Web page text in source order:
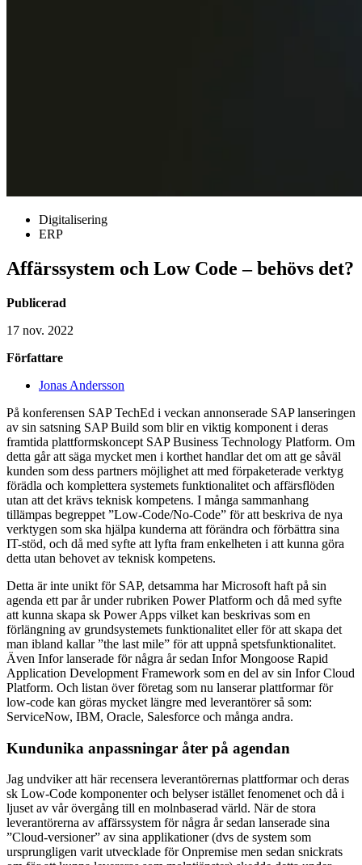
Digitalisering
ERP
Affärssystem och Low Code – behövs det?
Publicerad
17 nov. 2022
Författare
Jonas Andersson
På konferensen SAP TechEd i veckan annonserade SAP lanseringen
av sin satsning SAP Build som blir en viktig komponent i deras
framtida plattformskoncept SAP Business Technology Platform. Om
detta går att säga mycket men i korthet handlar det om att ge såväl
kunden som dess partners möjlighet att med förpaketerade verktyg
förädla och komplettera systemets funktionalitet och affärsflöden
utan att det krävs teknisk kompetens. I många sammanhang
tillämpas begreppet ”Low-Code/No-Code” för att beskriva de nya
verktygen som ska hjälpa kunderna att förändra och förbättra sina
IT-stöd, och då med syfte att lyfta fram enkelheten i att kunna göra
detta utan behovet av teknisk kompetens.
Detta är inte unikt för SAP, detsamma har Microsoft haft på sin
agenda ett par år under rubriken Power Platform och då med syfte
att kunna skapa sk Power Apps vilket kan beskrivas som en
förlängning av grundsystemets funktionalitet eller för att skapa det
man ibland kallar ”the last mile” för att uppnå spetsfunktionalitet.
Även Infor lanserade för några år sedan Infor Mongoose Rapid
Application Development Framework som en del av sin Infor Cloud
Platform. Och listan över företag som nu lanserar plattformar för
low-code kan göras mycket längre med leverantörer så som:
ServiceNow, IBM, Oracle, Salesforce och många andra.
Kundunika anpassningar åter på agendan
Jag undviker att här recensera leverantörernas plattformar och deras
sk Low-Code komponenter och belyser istället fenomenet och då i
ljuset av vår övergång till en molnbaserad värld. När de stora
leverantörerna av affärssystem för några år sedan lanserade sina
”Cloud-versioner” av sina applikationer (dvs de system som
ursprungligen varit utvecklade för Onpremise men sedan snickrats